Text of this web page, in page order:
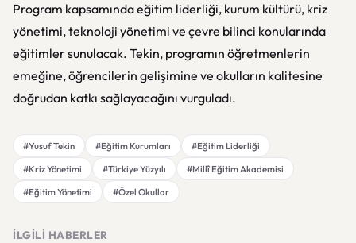
Program kapsamında eğitim liderliği, kurum kültürü, kriz
yönetimi, teknoloji yönetimi ve çevre bilinci konularında
eğitimler sunulacak. Tekin, programın öğretmenlerin
emeğine, öğrencilerin gelişimine ve okulların kalitesine
doğrudan katkı sağlayacağını vurguladı.
#Yusuf Tekin #Eğitim Kurumları
#Eğitim Liderliği
#Kriz Yönetimi
#Türkiye Yüzyılı
#Millî Eğitim Akademisi
#Eğitim Yönetimi
#Özel Okullar
İLGILI HABERLER